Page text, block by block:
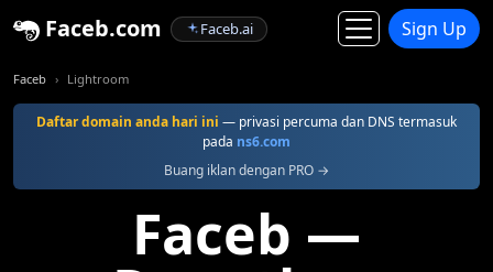
Faceb.com Faceb.ai Sign Up
Faceb Lightroom
Daftar domain anda hari ini — privasi percuma dan DNS termasuk
pada ns6.com
Buang iklan dengan PRO →
Faceb —